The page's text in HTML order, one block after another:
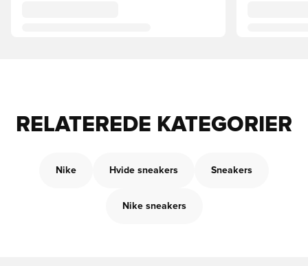
RELATEREDE KATEGORIER
Nike Hvide sneakers Sneakers
Nike sneakers